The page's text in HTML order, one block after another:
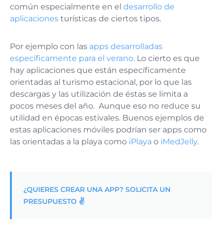
común especialmente en el desarrollo de
aplicaciones turísticas de ciertos tipos.
Por ejemplo con las apps desarrolladas
específicamente para el verano. Lo cierto es que
hay aplicaciones que están específicamente
orientadas al turismo estacional, por lo que las
descargas y las utilización de éstas se limita a
pocos meses del año. Aunque eso no reduce su
utilidad en épocas estivales. Buenos ejemplos de
estas aplicaciones móviles podrían ser apps como
las orientadas a la playa como iPlaya o iMedJelly.
¿QUIERES CREAR UNA APP? SOLICITA UN
PRESUPUESTO ✌️